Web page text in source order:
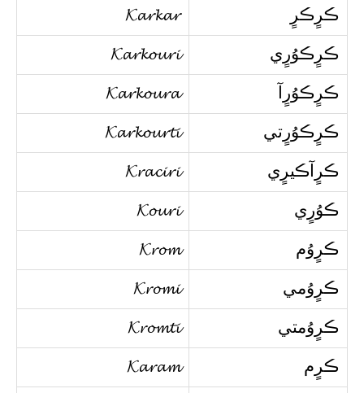
ڪرٍڪرٍ 𝓚𝓪𝓻𝓴𝓪𝓻
ڪرٍڪوُرٍي 𝓚𝓪𝓻𝓴𝓸𝓾𝓻𝓲
ڪرٍڪوُرٍآ 𝓚𝓪𝓻𝓴𝓸𝓾𝓻𝓪
ڪرٍڪوُرٍتي 𝓚𝓪𝓻𝓴𝓸𝓾𝓻𝓽𝓲
ڪرٍآڪيرٍي 𝓚𝓻𝓪𝓬𝓲𝓻𝓲
ڪوُرٍي 𝓚𝓸𝓾𝓻𝓲
ڪرٍوُم 𝓚𝓻𝓸𝓶
ڪرٍوُمي 𝓚𝓻𝓸𝓶𝓲
ڪرٍوُمتي 𝓚𝓻𝓸𝓶𝓽𝓲
ڪرٍم 𝓚𝓪𝓻𝓪𝓶